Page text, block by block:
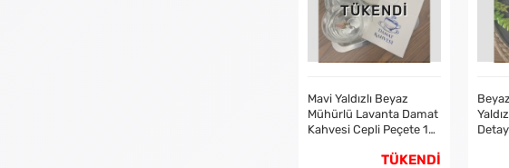
TÜKENDİ
Mavi Yaldızlı Beyaz
Mühürlü Lavanta Damat
Kahvesi Cepli Peçete 1
TÜKENDİ